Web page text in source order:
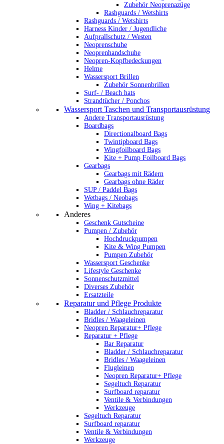
Zubehör Neoprenazüge
Rashguards / Wetshirts
Rashguards / Wetshirts
Harness Kinder / Jugendliche
Aufprallschutz / Westen
Neoprenschuhe
Neoprenhandschuhe
Neopren-Kopfbedeckungen
Helme
Wassersport Brillen
Zubehör Sonnenbrillen
Surf- / Beach hats
Strandtücher / Ponchos
Wassersport Taschen und Transportausrüstung
Andere Transportausrüstung
Boardbags
Directionalboard Bags
Twintipboard Bags
Wingfoilboard Bags
Kite + Pump Foilboard Bags
Gearbags
Gearbags mit Rädern
Gearbags ohne Räder
SUP / Paddel Bags
Wetbags / Neobags
Wing + Kitebags
Anderes
Geschenk Gutscheine
Pumpen / Zubehör
Hochdruckpumpen
Kite & Wing Pumpen
Pumpen Zubehör
Wassersport Geschenke
Lifestyle Geschenke
Sonnenschutzmittel
Diverses Zubehör
Ersatzteile
Reparatur und Pflege Produkte
Bladder / Schlauchreparatur
Bridles / Waageleinen
Neopren Reparatur+ Pflege
Reparatur + Pflege
Bar Reparatur
Bladder / Schlauchreparatur
Bridles / Waageleinen
Flugleinen
Neopren Reparatur+ Pflege
Segeltuch Reparatur
Surfboard reparatur
Ventile & Verbindungen
Werkzeuge
Segeltuch Reparatur
Surfboard reparatur
Ventile & Verbindungen
Werkzeuge